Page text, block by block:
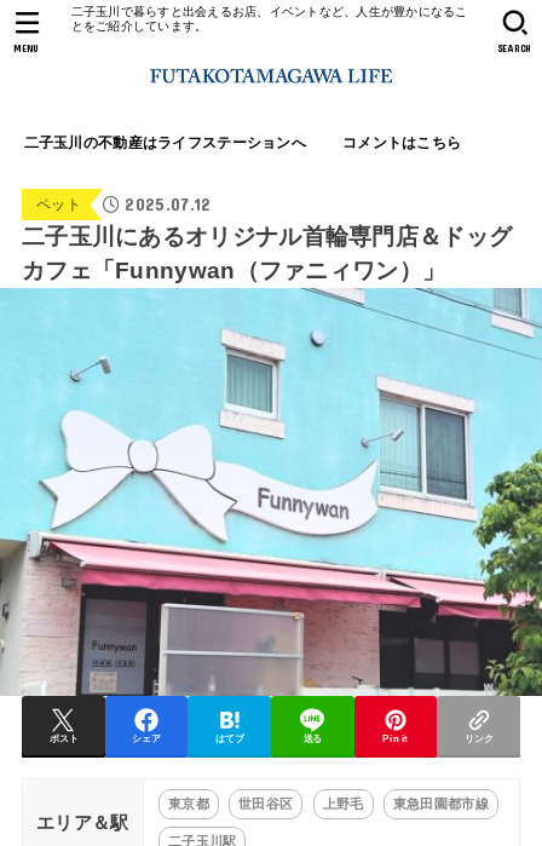
二子玉川で暮らすと出会えるお店、イベントなど、人生が豊かになるこ
とをご紹介しています。
二子玉川の不動産はライフステーションへ コメントはこちら
SEARCH
MENU
ペット 2025.07.12
二子玉川にあるオリジナル首輪専門店＆ドッグ
カフェ「Funnywan（ファニィワン）」
ポスト シェア はてブ 送る Pin it リンク
エリア＆駅
東京都 世田谷区 上野毛 東急田園都市線
二子玉川駅